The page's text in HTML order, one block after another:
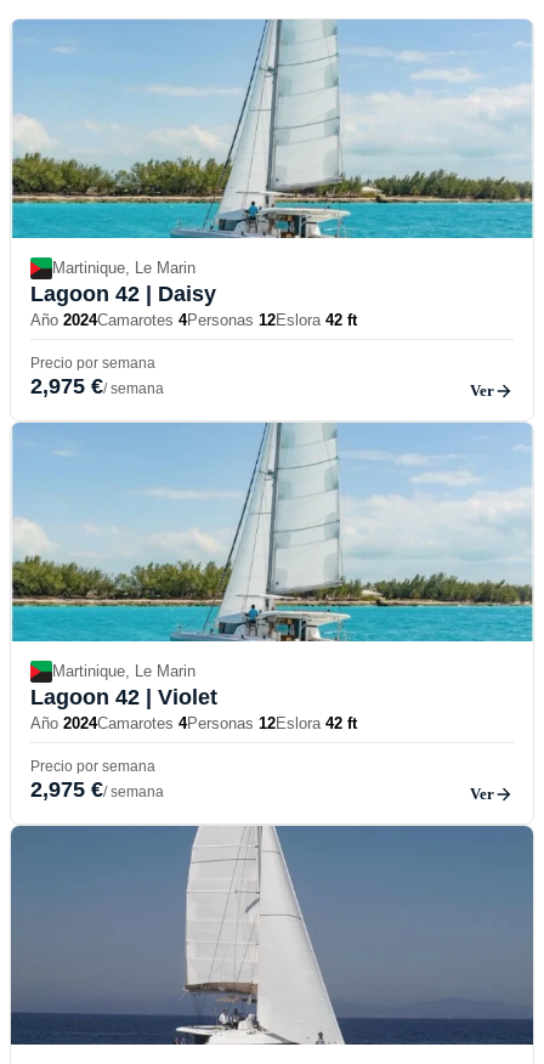
Martinique, Le Marin
Lagoon 42 | Daisy
Año 2024Camarotes 4Personas 12Eslora 42 ft
Precio por semana
2,975 €/ semana Ver
Martinique, Le Marin
Lagoon 42 | Violet
Año 2024Camarotes 4Personas 12Eslora 42 ft
Precio por semana
2,975 €/ semana Ver